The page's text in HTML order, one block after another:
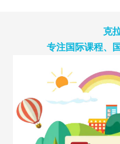
克
专注国际课程、